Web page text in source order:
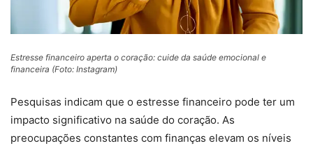
Estresse financeiro aperta o coração: cuide da saúde emocional e
financeira (Foto: Instagram)
Pesquisas indicam que o estresse financeiro pode ter um
impacto significativo na saúde do coração. As
preocupações constantes com finanças elevam os níveis